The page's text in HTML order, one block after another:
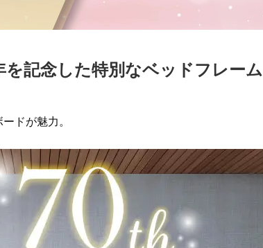
記念した特別なベッドフレーム
ドが魅力。